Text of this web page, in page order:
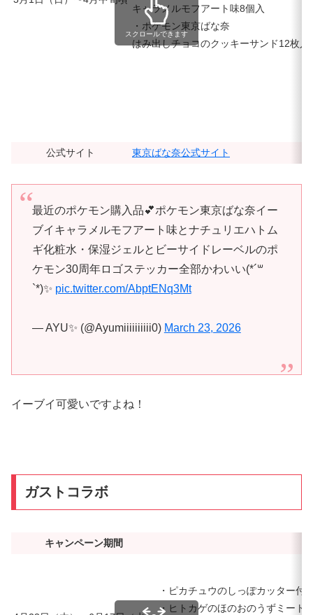
キャラメルモフアート味8個入
・ポケモン東京ばな奈
はみ出しチョコのクッキーサンド12枚入
公式サイト 東京ばな奈公式サイト
スクロールできます
最近のポケモン購入品💕ポケモン東京ばな奈イー
ブイキャラメルモフアート味とナチュリエハトム
ギ化粧水・保湿ジェルとビーサイドレーベルのポ
ケモン30周年ロゴステッカー全部かわいい(*´꒳
`*)✨ pic.twitter.com/AbptENq3Mt
— AYU✨ (@Ayumiiiiiiiiii0) March 23, 2026
イーブイ可愛いですよね！
ガストコラボ
キャンペーン期間
・ピカチュウのしっぽカッター
・ヒトカゲのほのおのうずミート